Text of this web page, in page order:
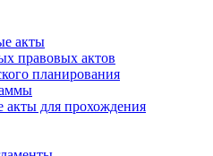
акты
правовых актов
планирования
для прохождения